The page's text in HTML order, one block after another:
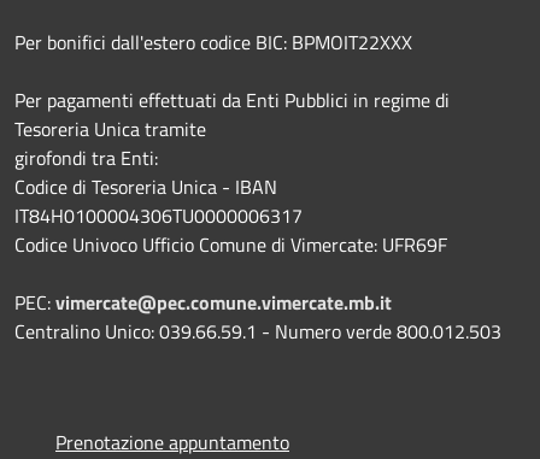
Per bonifici dall'estero codice BIC: BPMOIT22XXX
Per pagamenti effettuati da Enti Pubblici in regime di
Tesoreria Unica tramite
girofondi tra Enti:
Codice di Tesoreria Unica - IBAN
IT84H0100004306TU0000006317
Codice Univoco Ufficio Comune di Vimercate: UFR69F
PEC:vimercate@pec.comune.vimercate.mb.it
Centralino Unico: 039.66.59.1 - Numero verde 800.012.503
Prenotazione appuntamento